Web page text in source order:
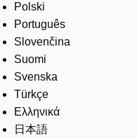
Polski
Português
Slovenčina
Suomi
Svenska
Türkçe
Ελληνικά
日本語